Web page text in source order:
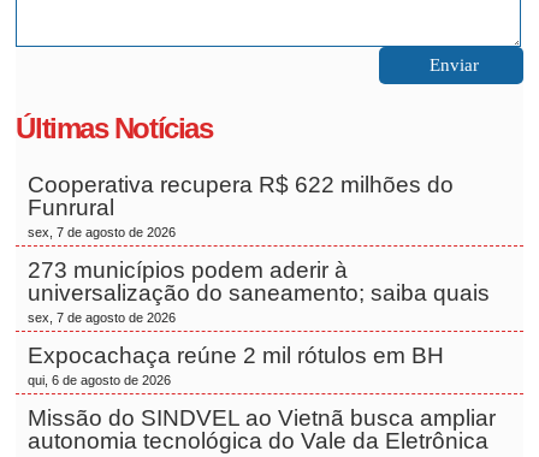
Últimas Notícias
Cooperativa recupera R$ 622 milhões do
Funrural
sex, 7 de agosto de 2026
273 municípios podem aderir à
universalização do saneamento; saiba quais
sex, 7 de agosto de 2026
Expocachaça reúne 2 mil rótulos em BH
qui, 6 de agosto de 2026
Missão do SINDVEL ao Vietnã busca ampliar
autonomia tecnológica do Vale da Eletrônica